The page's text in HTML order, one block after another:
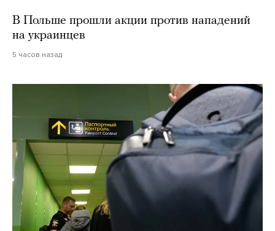
В Польше прошли акции против нападений
на украинцев
5 часов назад